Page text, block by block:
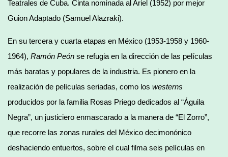
Teatrales de Cuba. Cinta nominada al Ariel (1952) por mejor
Guion Adaptado (Samuel Alazraki).
En su tercera y cuarta etapas en México (1953-1958 y 1960-
1964), Ramón Peón se refugia en la dirección de las películas
más baratas y populares de la industria. Es pionero en la
realización de películas seriadas, como los westerns
producidos por la familia Rosas Priego dedicados al “Águila
Negra”, un justiciero enmascarado a la manera de “El Zorro”,
que recorre las zonas rurales del México decimonónico
deshaciendo entuertos, sobre el cual filma seis películas en